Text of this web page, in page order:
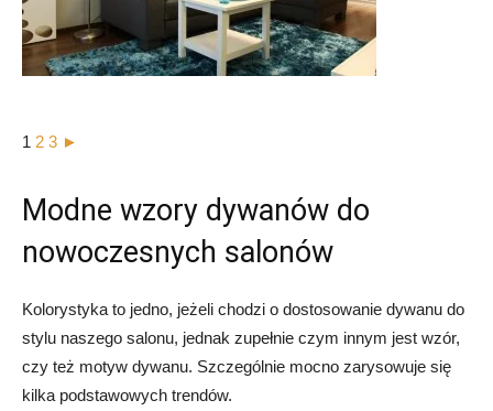
1 2 3 ►
Modne wzory dywanów do
nowoczesnych salonów
Kolorystyka to jedno, jeżeli chodzi o dostosowanie dywanu do
stylu naszego salonu, jednak zupełnie czym innym jest wzór,
czy też motyw dywanu. Szczególnie mocno zarysowuje się
kilka podstawowych trendów.